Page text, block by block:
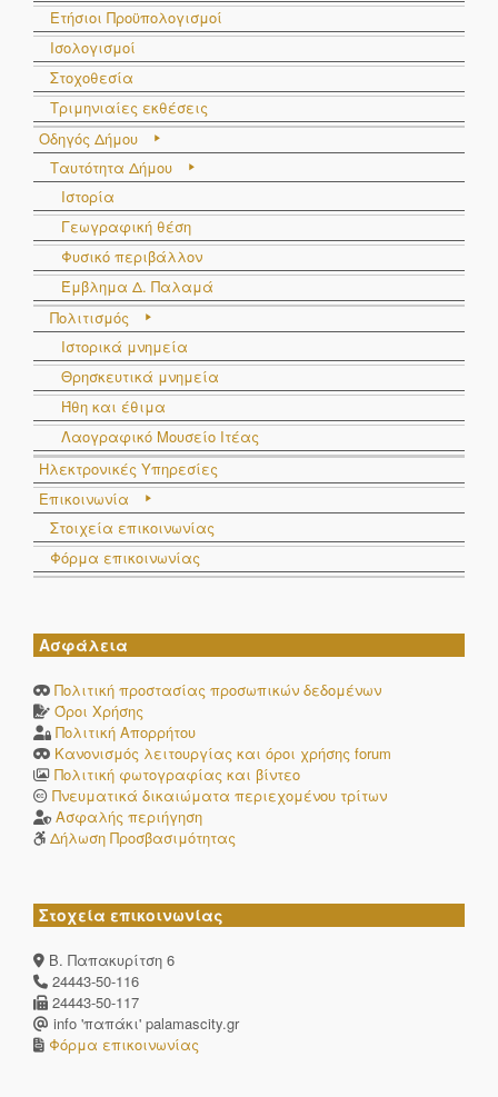
Ετήσιοι Προϋπολογισμοί
Ισολογισμοί
Στοχοθεσία
Τριμηνιαίες εκθέσεις
Οδηγός Δήμου
Ταυτότητα Δήμου
Ιστορία
Γεωγραφική θέση
Φυσικό περιβάλλον
Έμβλημα Δ. Παλαμά
Πολιτισμός
Ιστορικά μνημεία
Θρησκευτικά μνημεία
Ήθη και έθιμα
Λαογραφικό Μουσείο Ιτέας
Ηλεκτρονικές Υπηρεσίες
Επικοινωνία
Στοιχεία επικοινωνίας
Φόρμα επικοινωνίας
Ασφάλεια
Πολιτική προστασίας προσωπικών δεδομένων
Όροι Χρήσης
Πολιτική Απορρήτου
Κανονισμός λειτουργίας και όροι χρήσης forum
Πολιτική φωτογραφίας και βίντεο
Πνευματικά δικαιώματα περιεχομένου τρίτων
Ασφαλής περιήγηση
Δήλωση Προσβασιμότητας
Στοχεία επικοινωνίας
Β. Παπακυρίτση 6
24443-50-116
24443-50-117
info 'παπάκι' palamascity.gr
Φόρμα επικοινωνίας